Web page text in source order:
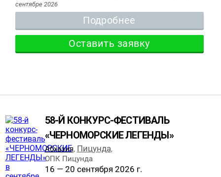
сентябре 2026
Подробнее
Оставить заявку
58-Й КОНКУРС-ФЕСТИВАЛЬ
«ЧЕРНОМОРСКИЕ ЛЕГЕНДЫ»
Абхазия, Пицунда,
ОПК Пицунда
16 — 20 сентября 2026 г.